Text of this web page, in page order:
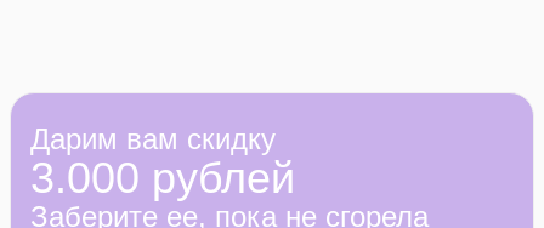
Дарим вам скидку
3.000 рублей
Заберите ее, пока не сгорела